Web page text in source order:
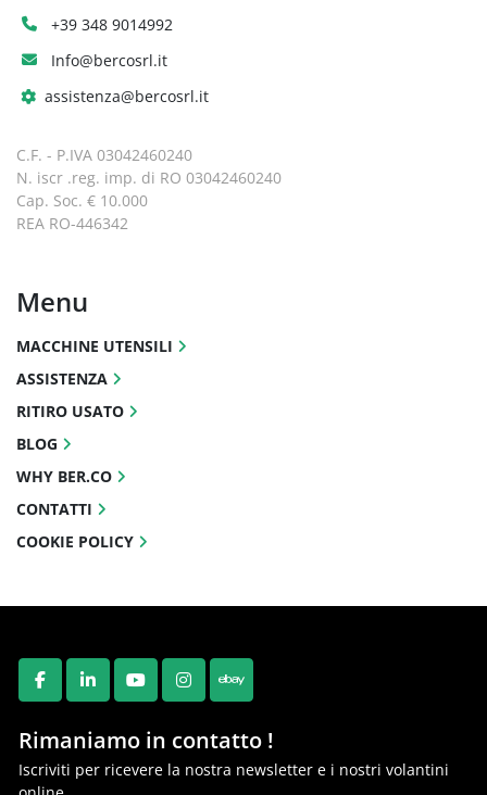
FACEBOOK
LINKEDINYOUTUBEINSTAGRAM
EBAY
Rimaniamo in contatto !
Iscriviti per ricevere la nostra newsletter e i nostri volantini
+39 348 9014992
Info@bercosrl.it
assistenza@bercosrl.it
C.F. - P.IVA 03042460240
N. iscr .reg. imp. di RO 03042460240
Cap. Soc. € 10.000
REA RO-446342
Menu
MACCHINE UTENSILI
ASSISTENZA
RITIRO USATO
BLOG
WHY BER.CO
CONTATTI
COOKIE POLICY